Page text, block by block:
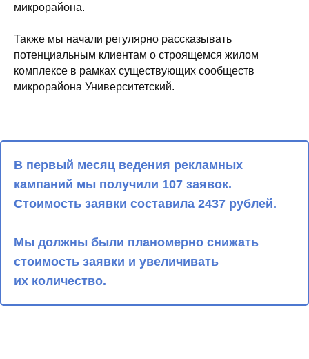
микрорайона.
Также мы начали регулярно рассказывать
потенциальным клиентам о строящемся жилом
комплексе в рамках существующих сообществ
микрорайона Университетский.
В первый месяц ведения рекламных
кампаний мы получили 107 заявок.
Стоимость заявки составила 2437 рублей.
Мы должны были планомерно снижать
стоимость заявки и увеличивать
их количество.